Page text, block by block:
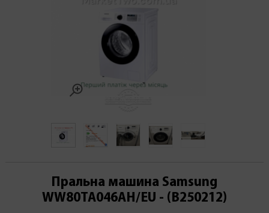
Пральна машина Samsung
WW80TA046AH/EU - (В250212)